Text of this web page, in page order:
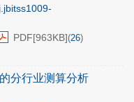
PDF[963KB](26)
分行业测算分析